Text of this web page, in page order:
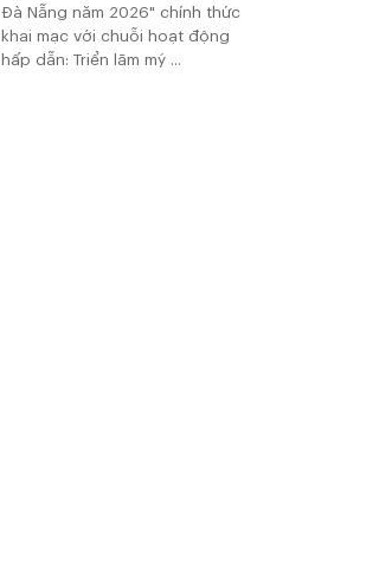
Đà Nẵng năm 2026" chính thức
khai mạc với chuỗi hoạt động
hấp dẫn: Triển lãm mỹ ...